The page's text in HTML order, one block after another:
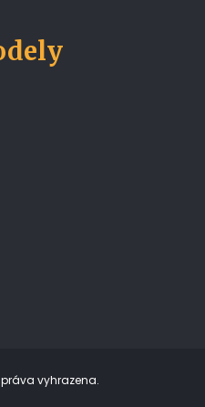
vyhrazena.